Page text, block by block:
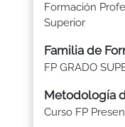
Formación
Superior
Familia de
FP GRADO
Metodología
Curso FP